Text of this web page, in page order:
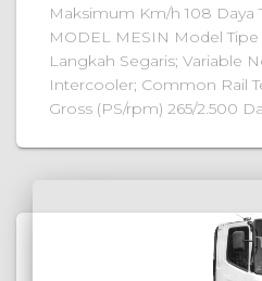
Maksimum Km/h 108 Daya
MODEL MESIN Model
Langkah Segaris; Variable
Intercooler; Common Rail
Gross (PS/rpm) 265/2.500